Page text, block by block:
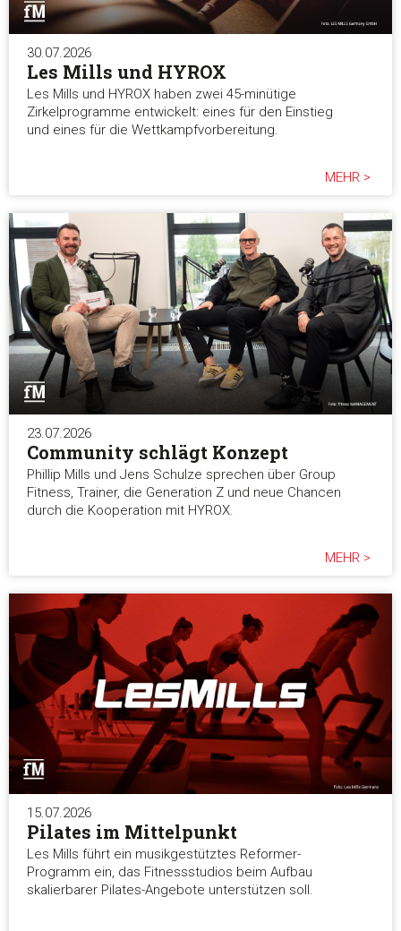
30.07.2026
Les Mills und HYROX
Les Mills und HYROX haben zwei 45-minütige
Zirkelprogramme entwickelt: eines für den Einstieg
und eines für die Wettkampfvorbereitung.
MEHR >
23.07.2026
Community schlägt Konzept
Phillip Mills und Jens Schulze sprechen über Group
Fitness, Trainer, die Generation Z und neue Chancen
durch die Kooperation mit HYROX.
MEHR >
15.07.2026
Pilates im Mittelpunkt
Les Mills führt ein musikgestütztes Reformer-
Programm ein, das Fitnessstudios beim Aufbau
skalierbarer Pilates-Angebote unterstützen soll.